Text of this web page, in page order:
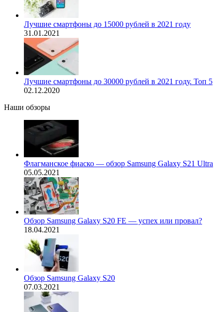
Лучшие смартфоны до 15000 рублей в 2021 году
31.01.2021
Лучшие смартфоны до 30000 рублей в 2021 году. Топ 5
02.12.2020
Наши обзоры
Флагманское фиаско — обзор Samsung Galaxy S21 Ultra
05.05.2021
Обзор Samsung Galaxy S20 FE — успех или провал?
18.04.2021
Обзор Samsung Galaxy S20
07.03.2021